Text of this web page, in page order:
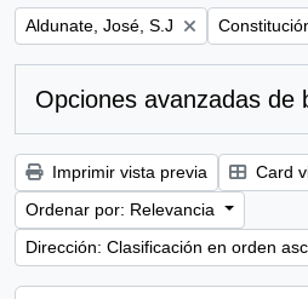
Remove filter:
Aldunate, José, S.J Remove
Opciones avanzadas de
Imprimir vista previa Card
Ordenar por: Relevancia
Dirección: Clasificación en orden